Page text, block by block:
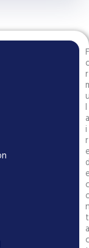
F
r
l
a
i
r
c
t
a
c